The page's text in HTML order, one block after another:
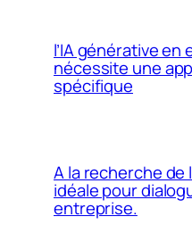
l’IA générative en
nécessite une
spécifique
A la recherche de
idéale pour
entreprise.